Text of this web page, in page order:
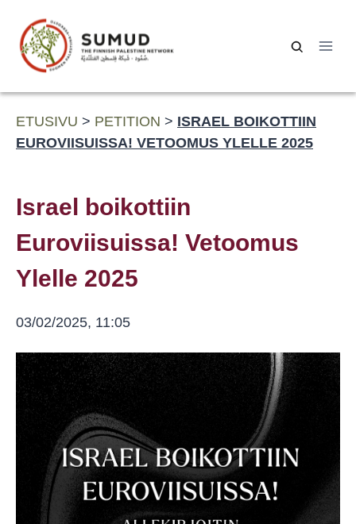
sisältöön
Haku:
ETUSIVU > PETITION > ISRAEL BOIKOTTIIN
EUROVIISUISSA! VETOOMUS YLELLE 2025
Israel boikottiin
Euroviisuissa! Vetoomus
Ylelle 2025
03/02/2025, 11:05